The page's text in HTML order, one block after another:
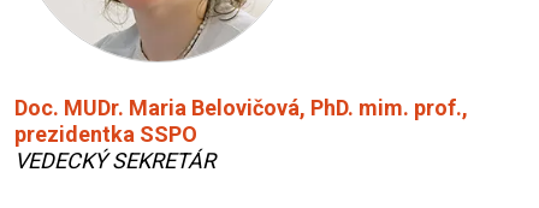
Doc. MUDr. Maria Belovičová, PhD. mim. prof.,
prezidentka SSPO
VEDECKÝ SEKRETÁR